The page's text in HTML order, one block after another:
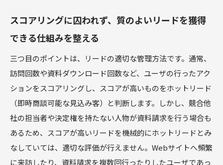
スコアリングに囚われず、質のよいリードを獲得
できる仕組みを整える
三つ目のポイントは、リードの適切な管理方法です。通常、
訪問回数や資料ダウンロード回数など、ユーザの行ったアク
ションをスコアリングし、スコアが高いものをホットリード
（即時商談可能な見込み客）と判断します。しかし、競合他
社の担当者や決定権を持たない人物が資料請求を行う場合も
あるため、スコアが高いリードを機械的にホットリードとみ
なしていては、適切な評価が行えません。Webサイトへ頻繁
に来訪したり、資料請求を複数回行ったりしたユーザであっ